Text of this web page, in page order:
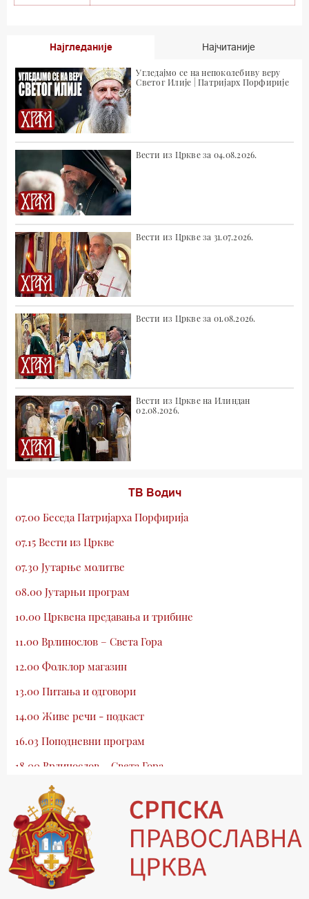
Најгледаније Најчитаније
Угледајмо се на непоколебиву веру
Светог Илије | Патријарх Порфирије
Вести из Цркве за 04.08.2026.
Вести из Цркве за 31.07.2026.
Вести из Цркве за 01.08.2026.
Вести из Цркве на Илиндан
02.08.2026.
ТВ Водич
07.00 Беседа Патријарха Порфирија
07.15 Вести из Цркве
07.30 Јутарње молитве
08.00 Јутарњи програм
10.00 Црквена предавања и трибине
11.00 Врлинослов – Света Гора
12.00 Фолклор магазин
13.00 Питања и одговори
14.00 Живе речи - подкаст
16.03 Поподневни програм
18.00 Врлинослов – Света Гора
19.03 Атлас памћења
19.30 Вечерње молитве
20.00 Вести из Цркве
20.15 Реч архијереја
20.30 Млади у Цркви